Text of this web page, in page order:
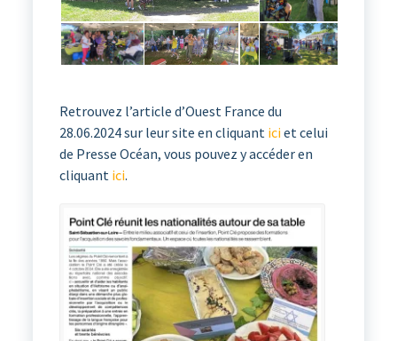
Retrouvez l’article d’Ouest France du
28.06.2024 sur leur site en cliquant iciet celui
de Presse Océan, vous pouvez y accéder en
cliquantici.